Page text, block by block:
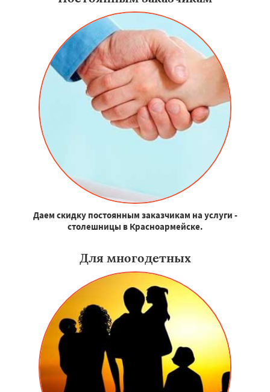
Даем скидку постоянным заказчикам на услуги -
столешницы в Красноармейске.
Для многодетных